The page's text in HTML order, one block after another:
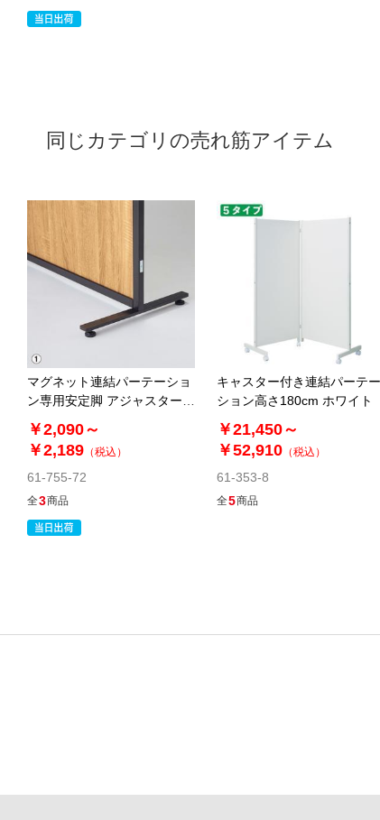
同じカテゴリの売れ筋アイテム
マグネット連結パーテーショ
ン専用安定脚 アジャスター付
き
￥2,090～
￥2,189 （税込）
61-755-72
全3商品
キャスター付き連結パーテー
ション高さ180cm ホワイト
￥21,450～
￥52,910 （税込）
61-353-8
全5商品